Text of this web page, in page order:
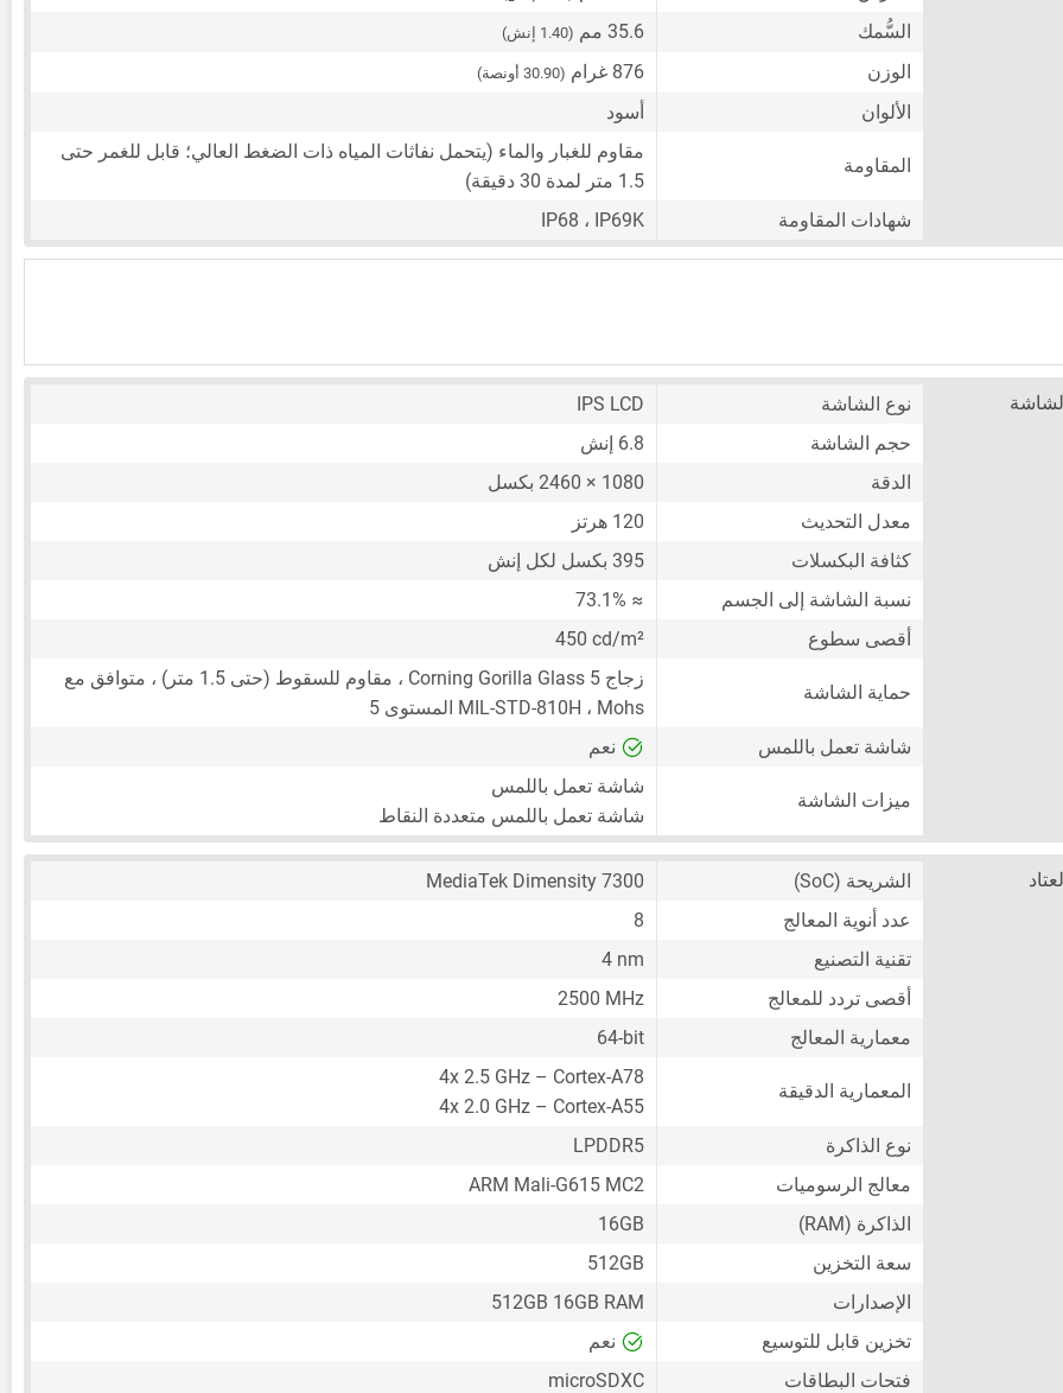
السُّمك 35.6 مم (1.40 إنش)
الوزن 876 غرام (30.90 أونصة)
الألوان أسود
المقاومة
مقاوم للغبار والماء (يتحمل نفاثات المياه ذات الضغط العالي؛ قابل للغمر حتى
1.5 متر لمدة 30 دقيقة)
شهادات المقاومة
IP68 ، IP69K
نوع الشاشة
IPS LCD
حجم الشاشة
6.8 إنش
الدقة
1080 × 2460 بكسل
معدل التحديث
120 هرتز
كثافة البكسلات
395 بكسل لكل إنش
نسبة الشاشة إلى الجسم
≈ 73.1%
أقصى سطوع
450 cd/m²
حماية الشاشة
زجاج Corning Gorilla Glass 5 ، مقاوم للسقوط (حتى 1.5 متر) ، متوافق مع
MIL-STD-810H ، Mohs المستوى 5
شاشة تعمل باللمس
نعم
ميزات الشاشة
شاشة تعمل باللمس
شاشة تعمل باللمس متعددة النقاط
الشريحة (SoC)
MediaTek Dimensity 7300
عدد أنوية المعالج
8
تقنية التصنيع
4 nm
أقصى تردد للمعالج
2500 MHz
معمارية المعالج
64-bit
المعمارية الدقيقة
4x 2.5 GHz – Cortex-A78
4x 2.0 GHz – Cortex-A55
نوع الذاكرة
LPDDR5
معالج الرسوميات
ARM Mali-G615 MC2
الذاكرة (RAM)
16GB
سعة التخزين
512GB
الإصدارات
512GB 16GB RAM
تخزين قابل للتوسيع
نعم
فتحات البطاقات
microSDXC